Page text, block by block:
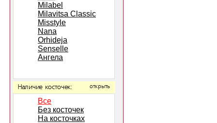
Milabel
Milavitsa Classic
Misstyle
Nana
Orhideja
Senselle
Ангела
Наличие косточек: открыть
Все
Без косточек
На косточках